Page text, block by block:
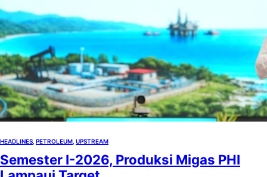
HEADLINES PETROLEUM UPSTREAM
Semester I-2026, Produksi Migas PHI